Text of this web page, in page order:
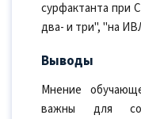
сурфактанта при
два- и три", "на
Выводы
Мнение
важны для